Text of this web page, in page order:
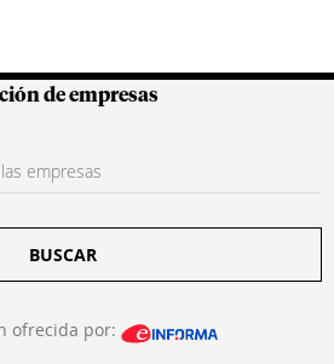
Colombianas
de empresas
BUSCAR
ofrecida por: